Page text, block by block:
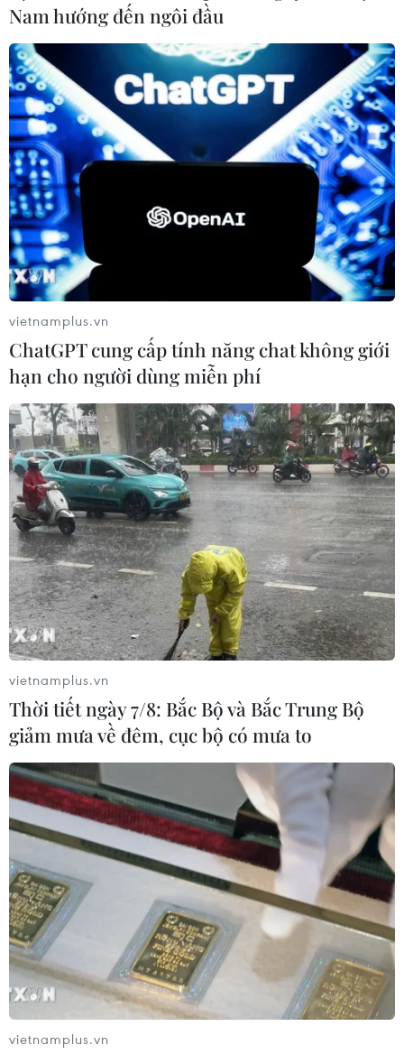
#đấu giá đất
#huyện Phúc Thọ
#Phiên đấu giá quyền sử dụng đất
#bỏ phiếu kín
TP. Hà Nội
Theo dõi VietnamPlus
TIN LIÊN QUAN
Đức: Đầu cơ BĐS, thị trường không bền
vững
26/08/2024 12:05
Theo phân tích của chuyên gia, mức giá trúng cao kỷ
lục từ phiên đấu giá đất tại huyện Hoài Đức (Hà Nội) có
thể để lại nhiều hệ lụy nghiêm trọng nếu không được
quản lý chặt chẽ.
Nam hướng đến ngôi đầu
vietnamplus.vn
ChatGPT cung cấp tính năng chat không giới
hạn cho người dùng miễn phí
vietnamplus.vn
Thời tiết ngày 7/8: Bắc Bộ và Bắc Trung Bộ
giảm mưa về đêm, cục bộ có mưa to
vietnamplus.vn